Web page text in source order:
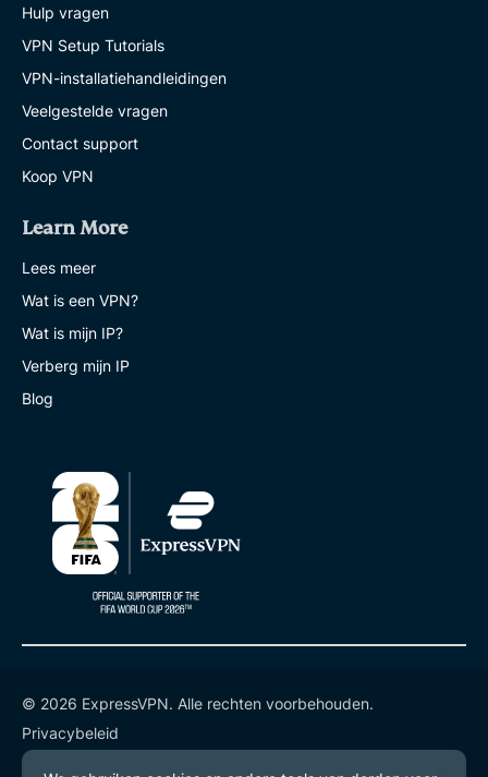
Hulp vragen
VPN Setup Tutorials
VPN-installatiehandleidingen
Veelgestelde vragen
Contact support
Koop VPN
Learn More
Lees meer
Wat is een VPN?
Wat is mijn IP?
Verberg mijn IP
Blog
© 2026 ExpressVPN. Alle rechten voorbehouden.
Privacybeleid
Gebruiksvoorwaarden